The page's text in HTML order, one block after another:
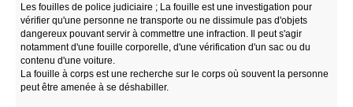
Les fouilles de police judiciaire ; La fouille est une investigation pour
vérifier qu'une personne ne transporte ou ne dissimule pas d'objets
dangereux pouvant servir à commettre une infraction. Il peut s'agir
notamment d'une fouille corporelle, d'une vérification d'un sac ou du
contenu d'une voiture.
La fouille à corps est une recherche sur le corps où souvent la personne
peut être amenée à se déshabiller.